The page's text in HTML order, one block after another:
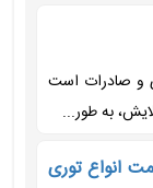
و صادرات است
به طور...
انواع توری